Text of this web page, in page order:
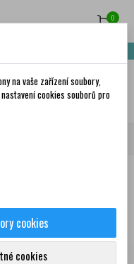
0
zdarma!
✦AI
První nové produkty
na vaše zařízení soubory,
cookies souborů pro
cookies
cookies